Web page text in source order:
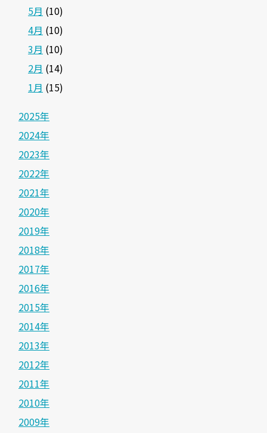
5月 (10)
4月 (10)
3月 (10)
2月 (14)
1月 (15)
2025年
2024年
2023年
2022年
2021年
2020年
2019年
2018年
2017年
2016年
2015年
2014年
2013年
2012年
2011年
2010年
2009年